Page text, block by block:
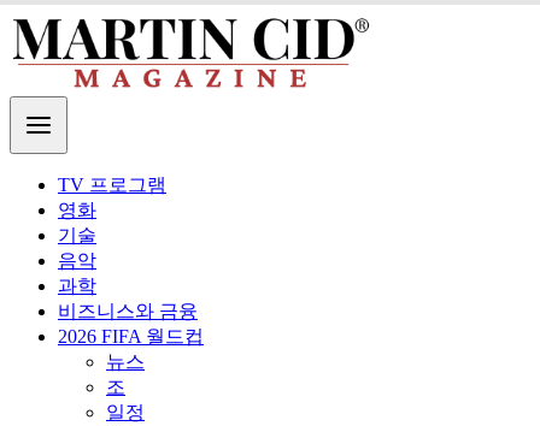
TV 프로그램
영화
기술
음악
과학
비즈니스와 금융
2026 FIFA 월드컵
뉴스
조
일정